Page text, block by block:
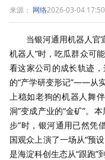
来源： 网络2026-03-04 17:50
当银河通用机器人官
机器人”时，吃瓜群众可
看这家公司的成长轨迹
的“产学研变形记”——从
上稳如老狗的机器人舞
洞”变成产业的“金矿”。
步”时，银河通用已然凭
国观众上演了一场从“预
是海淀科创生态从“跟跑”